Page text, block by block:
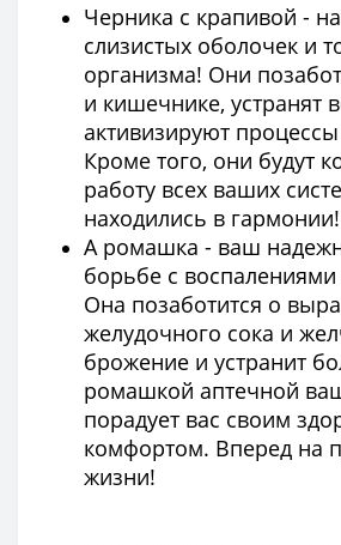
Черника с крапивой -
слизистых оболочек и
организма! Они
и кишечнике, устранят
активизируют
Кроме того, они будут
работу всех ваших
находились в гармонии!
А ромашка - ваш
борьбе с
Она позаботится о
желудочного сока и
брожение и устранит
ромашкой аптечной
порадует вас своим
комфортом. Вперед на
жизни!